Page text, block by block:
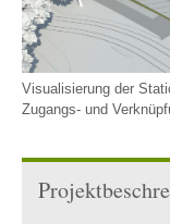
Visualisierung der
Zugangs- und